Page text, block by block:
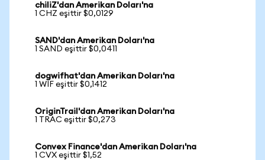
chiliZ'dan Amerikan Doları'na
1 CHZ eşittir $0,0129
SAND'dan Amerikan Doları'na
1 SAND eşittir $0,0411
dogwifhat'dan Amerikan Doları'na
1 WIF eşittir $0,1412
OriginTrail'dan Amerikan Doları'na
1 TRAC eşittir $0,273
Convex Finance'dan Amerikan Doları'na
1 CVX eşittir $1,52